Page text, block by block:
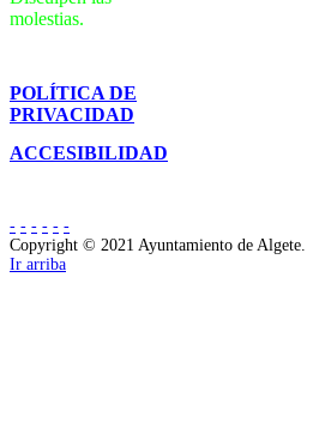
molestias.
POLÍTICA DE
PRIVACIDAD
ACCESIBILIDAD
- - - - - -
Copyright © 2021 Ayuntamiento de Algete.
Ir arriba